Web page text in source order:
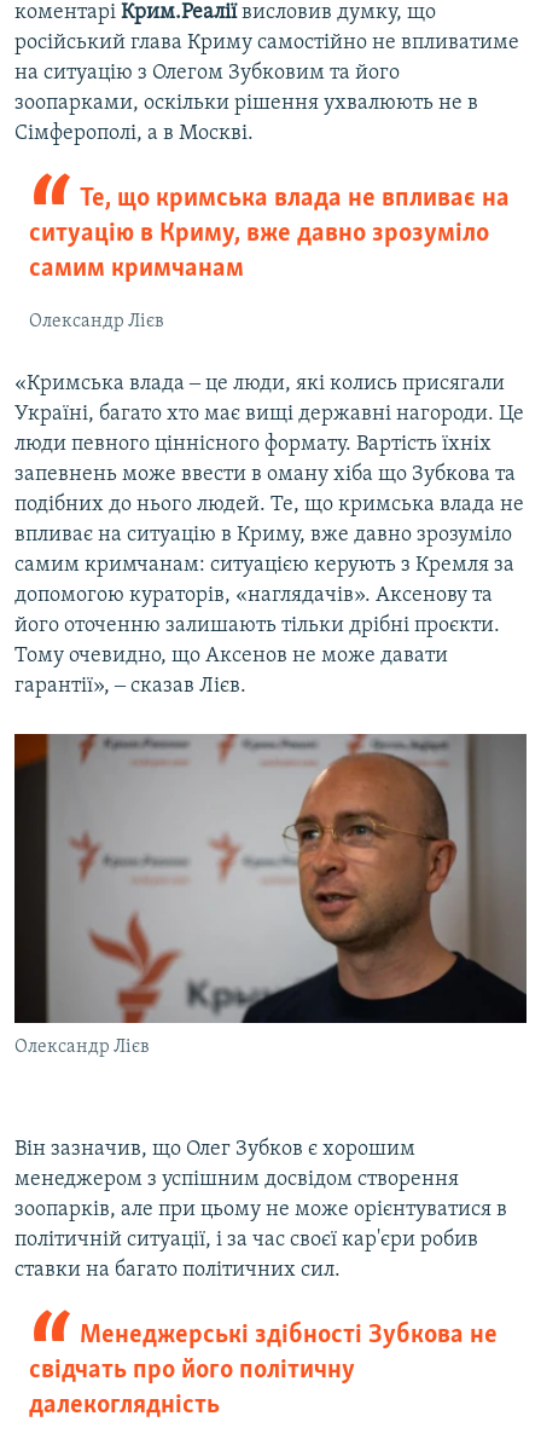
коментарі Крим.Реаліївисловив думку, що
російський глава Криму самостійно не впливатиме
на ситуацію з Олегом Зубковим та його
зоопарками, оскільки рішення ухвалюють не в
Сімферополі, а в Москві.
Те, що кримська влада не впливає на
ситуацію в Криму, вже давно зрозуміло
самим кримчанам
Олександр Лієв
«Кримська влада ‒ це люди, які колись присягали
Україні, багато хто має вищі державні нагороди. Це
люди певного ціннісного формату. Вартість їхніх
запевнень може ввести в оману хіба що Зубкова та
подібних до нього людей. Те, що кримська влада не
впливає на ситуацію в Криму, вже давно зрозуміло
самим кримчанам: ситуацією керують з Кремля за
допомогою кураторів, «наглядачів». Аксенову та
його оточенню залишають тільки дрібні проєкти.
Тому очевидно, що Аксенов не може давати
гарантії», ‒ сказав Лієв.
Олександр Лієв
Він зазначив, що Олег Зубков є хорошим
менеджером з успішним досвідом створення
зоопарків, але при цьому не може орієнтуватися в
політичній ситуації, і за час своєї кар'єри робив
ставки на багато політичних сил.
Менеджерські здібності Зубкова не
свідчать про його політичну
далекоглядність